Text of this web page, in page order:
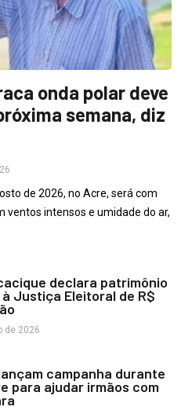
onda polar deve
semana, diz
de 2026, no Acre, será com
intensos e umidade do ar,
declara patrimônio
Justiça Eleitoral de R$
de 2026
campanha durante
para ajudar irmãos com